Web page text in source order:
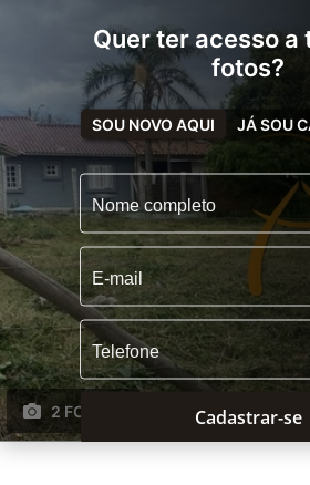
Quer ter acesso a
fotos?
SOU NOVO AQUI JÁ SOU
Cadastrar-se
2 FOTOS